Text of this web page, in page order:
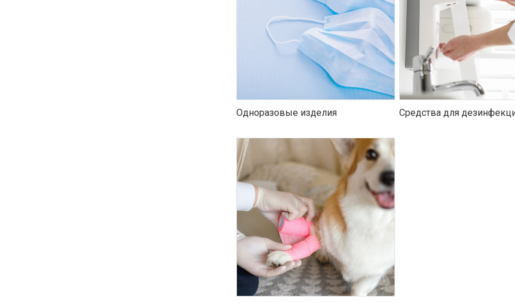
Одноразовые изделия Средства для